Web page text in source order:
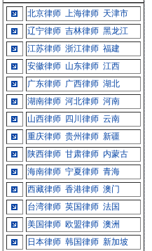
北京律师 上海律师 天津市
辽宁律师 吉林律师 黑龙江
江苏律师 浙江律师 福建
安徽律师 山东律师 江西
广东律师 广西律师 湖北
湖南律师 河北律师 河南
山西律师
四川律师 云南
重庆律师 贵州律师 新疆
陕西律师 甘肃律师 内蒙古
海南律师 宁夏律师 青海
西藏律师 香港律师 澳门
台湾律师 英国律师 法国
美国律师 欧盟律师 澳洲
日本律师 韩国律师 新加坡